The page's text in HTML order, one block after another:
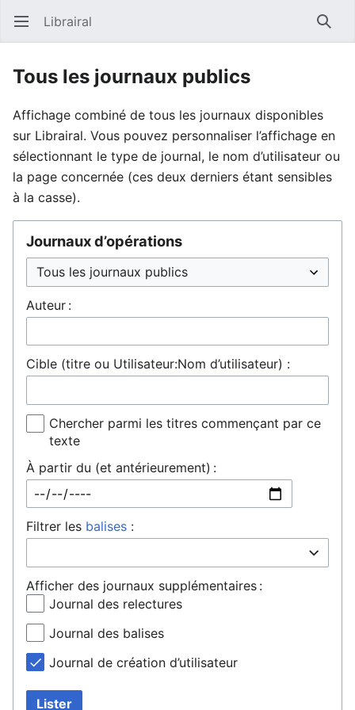
Ouvrir le menu principal Librairal
Tous les journaux publics
Affichage combiné de tous les journaux disponibles
sur Librairal. Vous pouvez personnaliser l’affichage en
sélectionnant le type de journal, le nom d’utilisateur ou
la page concernée (ces deux derniers étant sensibles
à la casse).
Journaux d’opérations
Auteur :
Cible (titre ou Utilisateur:Nom d’utilisateur) :
Chercher parmi les titres commençant par ce
texte
À partir du (et antérieurement) :
Filtrer les balises :
Afficher des journaux supplémentaires :
Journal des relectures
Journal des balises
Journal de création d’utilisateur
Lister